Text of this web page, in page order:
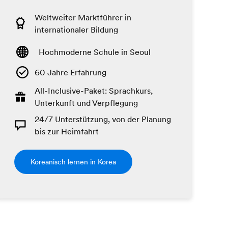
Weltweiter Marktführer in
internationaler Bildung
Hochmoderne Schule in Seoul
60 Jahre Erfahrung
All-Inclusive-Paket: Sprachkurs,
Unterkunft und Verpflegung
24/7 Unterstützung, von der Planung
bis zur Heimfahrt
Koreanisch lernen in Korea